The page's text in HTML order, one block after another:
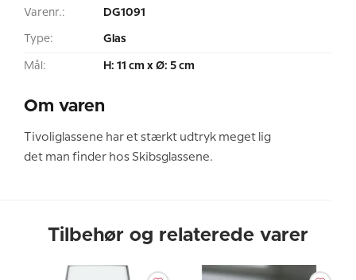
Varenr.: DG1091
Type: Glas
Mål: H: 11 cm x Ø: 5 cm
Om varen
Tivoliglassene har et stærkt udtryk meget lig
det man finder hos Skibsglassene.
Tilbehør og relaterede varer